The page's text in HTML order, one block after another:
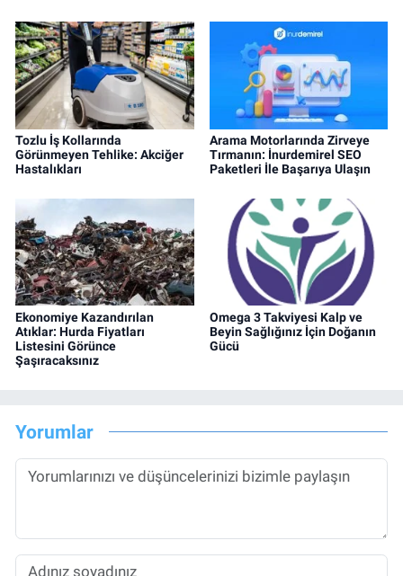
Tozlu İş Kollarında
Görünmeyen Tehlike: Akciğer
Hastalıkları
Arama Motorlarında Zirveye
Tırmanın: İnurdemirel SEO
Paketleri İle Başarıya Ulaşın
Ekonomiye Kazandırılan
Atıklar: Hurda Fiyatları
Listesini Görünce
Şaşıracaksınız
Omega 3 Takviyesi Kalp ve
Beyin Sağlığınız İçin Doğanın
Gücü
Yorumlar